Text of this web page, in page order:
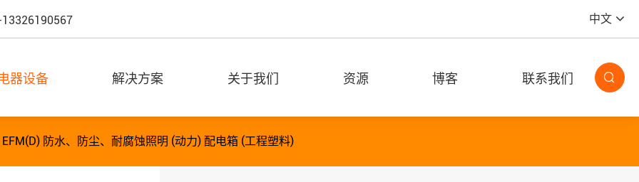
中文
器设备 解决方案 关于我们 资源 博客 联系我们 
EFM(D) 防水、防尘、耐腐蚀照明 (动力) 配电箱 (工程塑料)